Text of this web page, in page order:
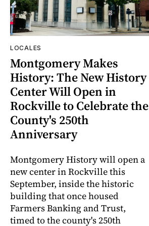
LOCALES
Montgomery Makes
History: The New History
Center Will Open in
Rockville to Celebrate the
County's 250th
Anniversary
Montgomery History will open a
new center in Rockville this
September, inside the historic
building that once housed
Farmers Banking and Trust,
timed to the county's 250th